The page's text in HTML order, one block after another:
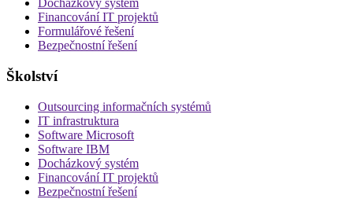
Docházkový systém
Financování IT projektů
Formulářové řešení
Bezpečnostní řešení
Školství
Outsourcing informačních systémů
IT infrastruktura
Software Microsoft
Software IBM
Docházkový systém
Financování IT projektů
Bezpečnostní řešení